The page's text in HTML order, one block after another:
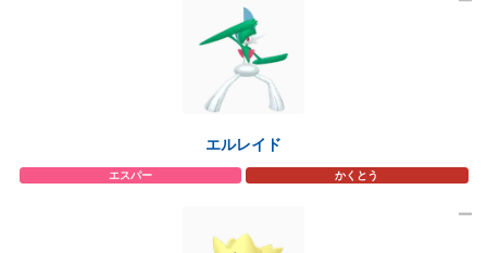
エルレイド
エスパー かくとう